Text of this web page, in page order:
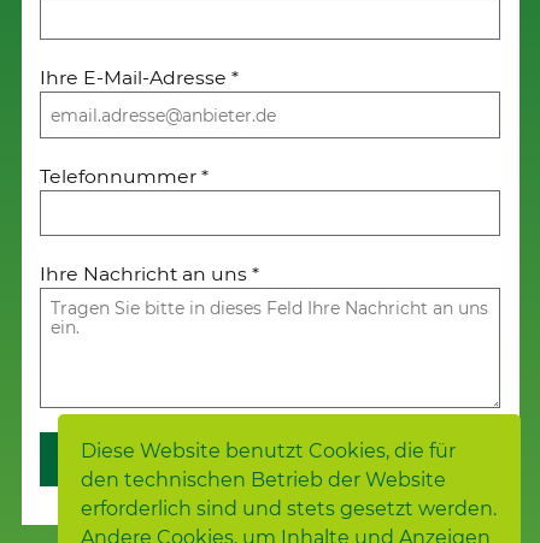
Diese Website benutzt Cookies, die für
den technischen Betrieb der Website
erforderlich sind und stets gesetzt werden.
Andere Cookies, um Inhalte und Anzeigen
Ihre E-Mail-Adresse*
Telefonnummer*
Ihre Nachricht an uns*
Weiter